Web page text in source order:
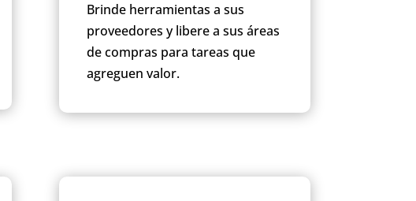
Brinde herramientas a sus
proveedores y libere a sus áreas
de compras para tareas que
agreguen valor.